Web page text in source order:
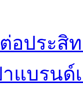
อประสิ
แบรนด์